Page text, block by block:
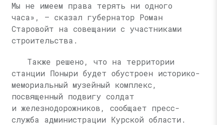
Мы не имеем права терять ни одного
часа», — сказал губернатор Роман
Старовойт на совещании с участниками
строительства.
Также решено, что на территории
станции Поныри будет обустроен историко-
мемориальный музейный комплекс,
посвященный подвигу солдат
и железнодорожников, сообщает пресс-
служба администрации Курской области.